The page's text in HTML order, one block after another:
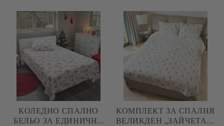
ЧАСТИ
КОЛЕДНО СПАЛНО
БЕЛЬО ЗА ЕДИНИЧНО
КОМПЛЕКТ ЗА СПАЛНЯ
ВЕЛИКДЕН „ЗАЙЧЕТА И